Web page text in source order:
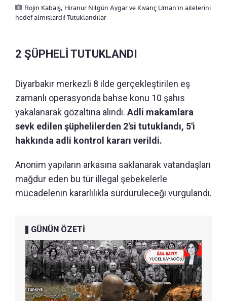
Rojin Kabaiş, Hiranur Nilgün Aygar ve Kıvanç Uman'ın ailelerini
hedef almışlardı! Tutuklandılar
2 ŞÜPHELİ TUTUKLANDI
Diyarbakır merkezli 8 ilde gerçekleştirilen eş
zamanlı operasyonda bahse konu 10 şahıs
yakalanarak gözaltına alındı. Adli makamlara
sevk edilen şüphelilerden 2'si tutuklandı, 5'i
hakkında adli kontrol kararı verildi.
Anonim yapıların arkasına saklanarak vatandaşları
mağdur eden bu tür illegal şebekelerle
mücadelenin kararlılıkla sürdürüleceği vurgulandı.
GÜNÜN ÖZETİ